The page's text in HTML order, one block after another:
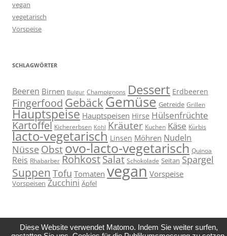
vegan
vegetarisch
Vorspeise
SCHLAGWÖRTER
Beeren Birnen Bulgur Champignons Dessert Erdbeeren
Fingerfood Gebäck Gemüse Getreide Grillen
Hauptspeise Hauptspeisen Hirse Hülsenfrüchte
Kartoffel Kichererbsen Kohl Kräuter Kuchen Käse Kürbis
lacto-vegetarisch Linsen Möhren Nudeln
Nüsse Obstovo-lacto-vegetarisch Quinoa
Reis Rhabarber RohkostSalat Schokolade Seitan Spargel
Suppen Tofu Tomaten vegan Vorspeise
Vorspeisen Zucchini Äpfel
Diese Website verwendet Matomo. Indem Sie weiter surfen,